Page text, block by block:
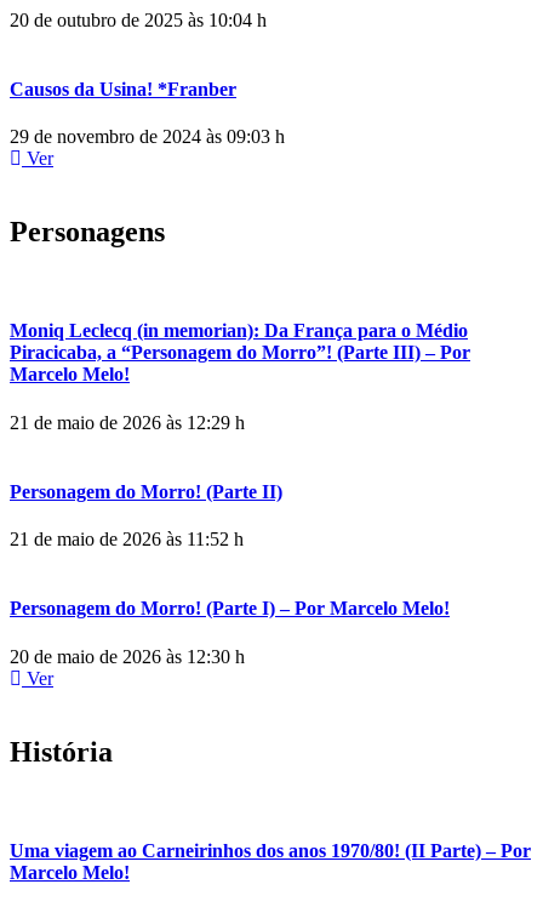
20 de outubro de 2025 às 10:04 h
Causos da Usina! *Franber
29 de novembro de 2024 às 09:03 h
Ver
Personagens
Moniq Leclecq (in memorian): Da França para o Médio
Piracicaba, a “Personagem do Morro”! (Parte III) – Por
Marcelo Melo!
21 de maio de 2026 às 12:29 h
Personagem do Morro! (Parte II)
21 de maio de 2026 às 11:52 h
Personagem do Morro! (Parte I) – Por Marcelo Melo!
20 de maio de 2026 às 12:30 h
Ver
História
Uma viagem ao Carneirinhos dos anos 1970/80! (II Parte) – Por
Marcelo Melo!